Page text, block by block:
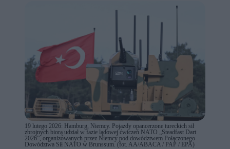
19 lutego 2026: Hamburg, Niemcy. Pojazdy opancerzone tureckich sił
zbrojnych biorą udział w fazie lądowej ćwiczeń NATO „Steadfast Dart
2026”, organizowanych przez Niemcy pod dowództwem Połączonego
Dowództwa Sił NATO w Brunssum. (fot. AA/ABACA / PAP / EPA)